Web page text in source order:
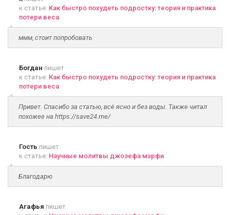
к статье: Как быстро похудеть подростку: теория и практика
потери веса
ммм, стоит попробовать
Богдан пишет
к статье: Как быстро похудеть подростку: теория и практика
потери веса
Привет. Спасибо за статью, всё ясно и без воды. Также читал
похожее на https://save24.me/
Гость пишет
к статье: Научные молитвы джозефа мэрфи
Благодарю
Агафья пишет